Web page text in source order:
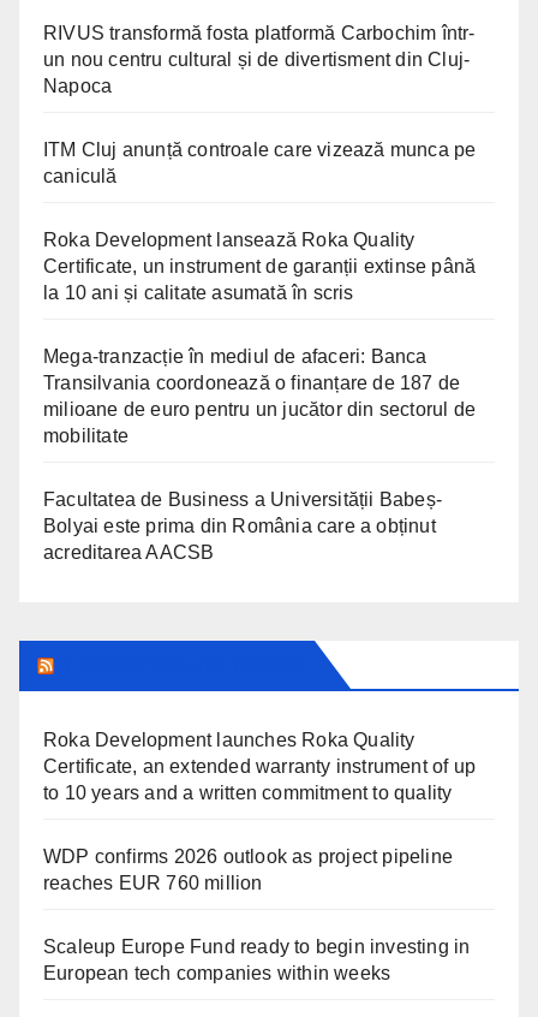
RIVUS transformă fosta platformă Carbochim într-
un nou centru cultural și de divertisment din Cluj-
Napoca
ITM Cluj anunță controale care vizează munca pe
caniculă
Roka Development lansează Roka Quality
Certificate, un instrument de garanții extinse până
la 10 ani și calitate asumată în scris
Mega-tranzacție în mediul de afaceri: Banca
Transilvania coordonează o finanțare de 187 de
milioane de euro pentru un jucător din sectorul de
mobilitate
Facultatea de Business a Universității Babeș-
Bolyai este prima din România care a obținut
acreditarea AACSB
Roka Development launches Roka Quality
Certificate, an extended warranty instrument of up
to 10 years and a written commitment to quality
WDP confirms 2026 outlook as project pipeline
reaches EUR 760 million
Scaleup Europe Fund ready to begin investing in
European tech companies within weeks